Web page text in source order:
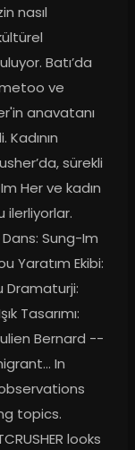
nasıl
Batı’da
ve
anavatanı
sürekli
Her ve kadın
ilerliyorlar.
Sung-Im
Yaratım Ekibi:
Dramaturji:
Tasarımı:
Bernard --
In
topics.
looks